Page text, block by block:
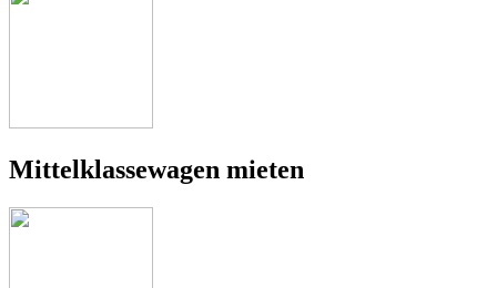
Mittelklassewagen mieten